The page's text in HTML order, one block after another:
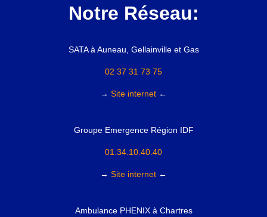
Notre Réseau:
SATA à Auneau, Gellainville et Gas
02 37 31 73 75
→ Site internet ←
Groupe Emergence Région IDF
01.34.10.40.40
→ Site internet ←
Ambulance PHENIX à Chartres